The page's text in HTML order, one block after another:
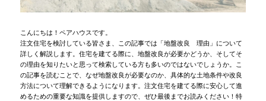
こんにちは！ペアハウスです。
注文住宅を検討している皆さま、この記事では「地盤改良 理由」について
詳しく解説します。住宅を建てる際に、地盤改良が必要かどうか、そしてそ
の理由を知りたいと思って検索している方も多いのではないでしょうか。こ
の記事を読むことで、なぜ地盤改良が必要なのか、具体的な土地条件や改良
方法について理解できるようになります。注文住宅を建てる際に安心して進
めるための重要な知識を提供しますので、ぜひ最後までお読みください！特